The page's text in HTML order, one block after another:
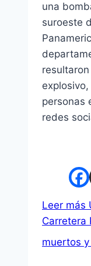
una
suroeste
personas
redes
Leer más
Carretera
muertos